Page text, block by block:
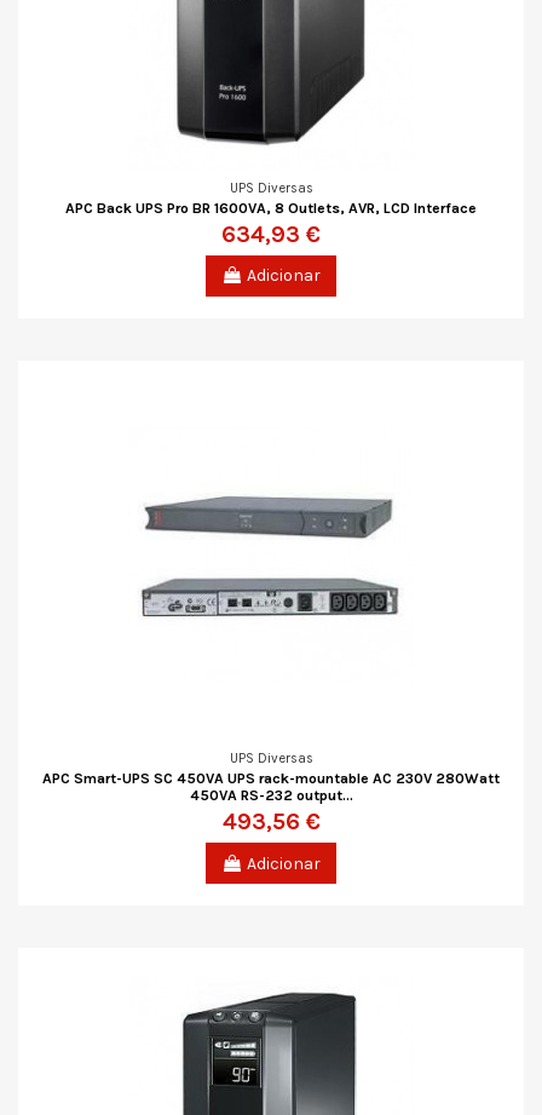
UPS Diversas
APC Back UPS Pro BR 1600VA, 8 Outlets, AVR, LCD Interface
634,93 €
Adicionar
UPS Diversas
APC Smart-UPS SC 450VA UPS rack-mountable AC 230V 280Watt
450VA RS-232 output...
493,56 €
Adicionar